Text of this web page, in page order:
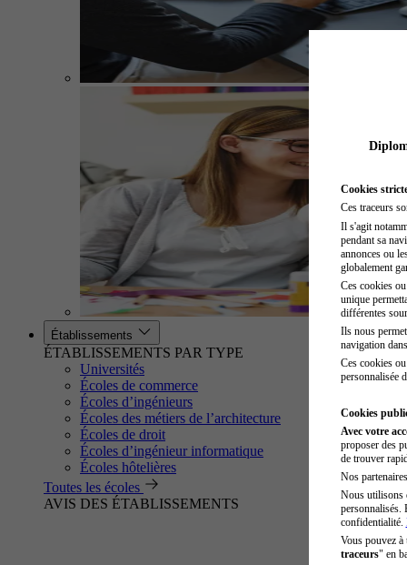
Établissements
ÉTABLISSEMENTS PAR TYPE
Universités
Écoles de commerce
Écoles d’ingénieurs
Écoles des métiers de l’architecture
Écoles de droit
Écoles d’ingénieur informatique
Écoles hôtelières
Toutes les écoles
AVIS DES ÉTABLISSEMENTS
Cookies
Ces traceurs
Il s'agit
pendant sa
annonces ou
globalement
Ces cookies
unique
différentes
Ils nous
navigation
Ces cookies
personnalisée
Cookies
Avec votre
proposer des
de trouver
Nos
Nous utilisons
personnalisés.
confidentialité.
Vous pouvez
traceurs" en